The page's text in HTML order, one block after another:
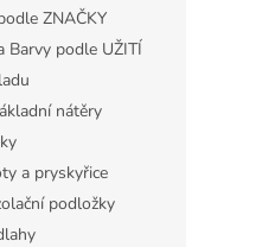
ZNAČKY
Barvy podle UŽITÍ
nátěry
a pryskyřice
podložky